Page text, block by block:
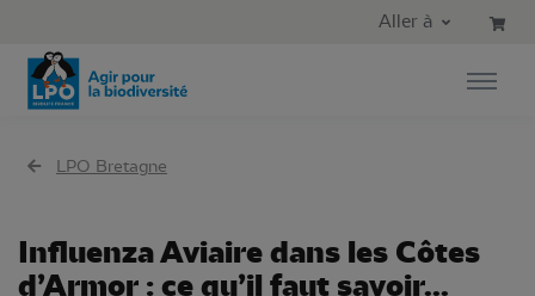
Aller au menu principal
Aller à
LPO Bretagne
Influenza Aviaire dans les Côtes
d’Armor : ce qu’il faut savoir...